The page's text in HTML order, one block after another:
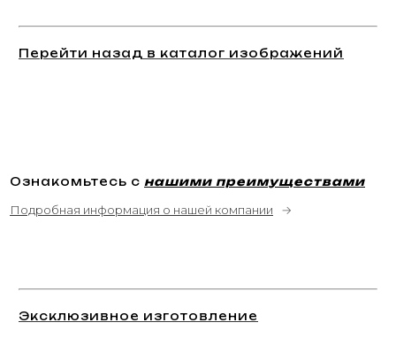
Перейти назад в каталог изображений
Ознакомьтесь с нашими преимуществами
Подробная информация о нашей компании →
Эксклюзивное изготовление